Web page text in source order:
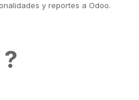
y reportes a Odoo.
?